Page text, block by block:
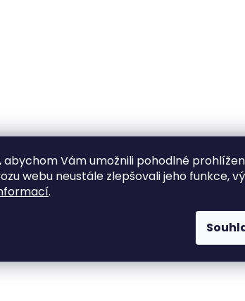
abychom Vám umožnili pohodlné
webu neustále zlepšovali jeho funkce,
.